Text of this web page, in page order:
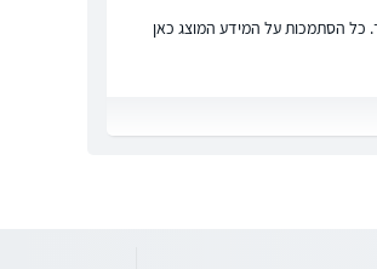
כל הסתמכות על המידע המוצג כאן